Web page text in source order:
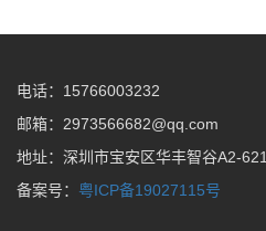
电话：15766003232
邮箱：2973566682@qq.com
地址：深圳市宝安区华丰智谷A2-621
备案号： 粤ICP备19027115号